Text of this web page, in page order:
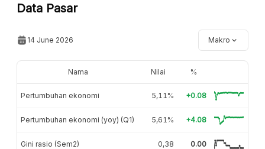
Data Pasar
14 June 2026 Makro
Nama Nilai %
Pertumbuhan ekonomi 5,11% +0.08
Pertumbuhan ekonomi (yoy) (Q1) 5,61% +4.08
Gini rasio (Sem2) 0,38 0.00